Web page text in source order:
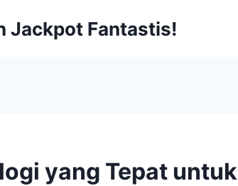
Jackpot Fantastis!
yang Tepat untuk